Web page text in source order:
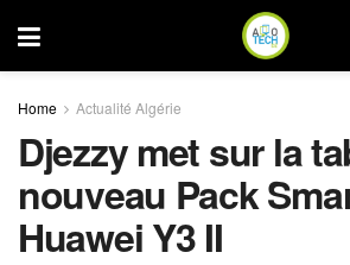
Home Actualité Algérie
Djezzy met sur la
nouveau Pack
Huawei Y3 II